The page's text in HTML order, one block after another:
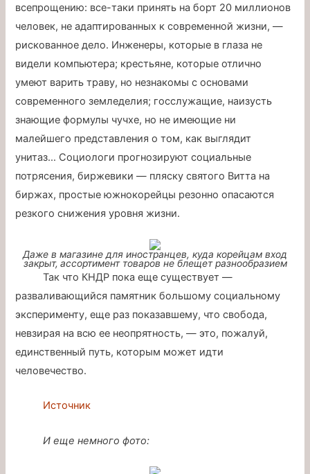
всепрощению: все-таки принять на борт 20 миллионов
человек, не адаптированных к современной жизни, —
рискованное дело. Инженеры, которые в глаза не
видели компьютера; крестьяне, которые отлично
умеют варить траву, но незнакомы с основами
современного земледелия; госслужащие, наизусть
знающие формулы чучхе, но не имеющие ни
малейшего представления о том, как выглядит
унитаз… Социологи прогнозируют социальные
потрясения, биржевики — пляску святого Витта на
биржах, простые южнокорейцы резонно опасаются
резкого снижения уровня жизни.
Даже в магазине для иностранцев, куда корейцам вход
закрыт, ассортимент товаров не блещет разнообразием
Так что КНДР пока еще существует —
разваливающийся памятник большому социальному
эксперименту, еще раз показавшему, что свобода,
невзирая на всю ее неопрятность, — это, пожалуй,
единственный путь, которым может идти
человечество.
Источник
И еще немного фото: